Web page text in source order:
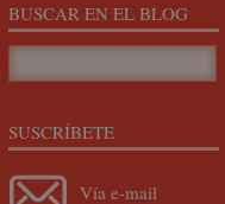
BUSCAR EN EL BLOG
SUSCRÍBETE
Vía e-mail